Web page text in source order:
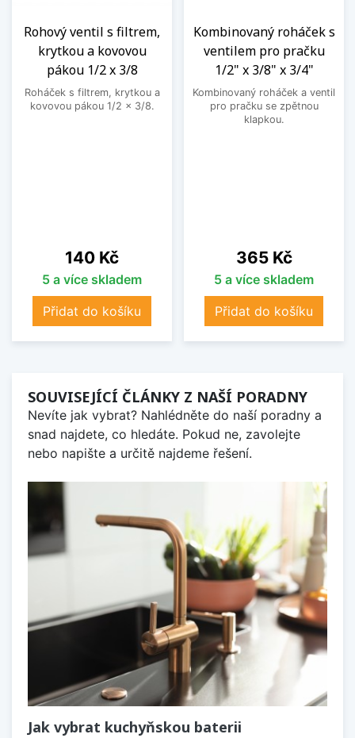
Rohový ventil s filtrem,
krytkou a kovovou
pákou 1/2 x 3/8
Roháček s filtrem, krytkou a
kovovou pákou 1/2 x 3/8.
Cena
140 Kč
5 a více skladem
Přidat do košíku
Kombinovaný roháček s
ventilem pro pračku
1/2" x 3/8" x 3/4"
Kombinovaný roháček a ventil
pro pračku se zpětnou
klapkou.
Cena
365 Kč
5 a více skladem
Přidat do košíku
SOUVISEJÍCÍ ČLÁNKY Z NAŠÍ PORADNY
Nevíte jak vybrat? Nahlédněte do naší poradny a
snad najdete, co hledáte. Pokud ne, zavolejte
nebo napište a určitě najdeme řešení.
Jak vybrat kuchyňskou baterii